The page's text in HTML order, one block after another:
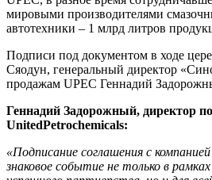
мировыми производителями
автотехники – 1 млрд литров
Подписи под документом в ходе
Сяодун, генеральный директор
продажам UPEC Геннадий
Геннадий Задорожный, директор
UnitedPetrochemicals:
«Подписание соглашения с
знаковое событие не только в